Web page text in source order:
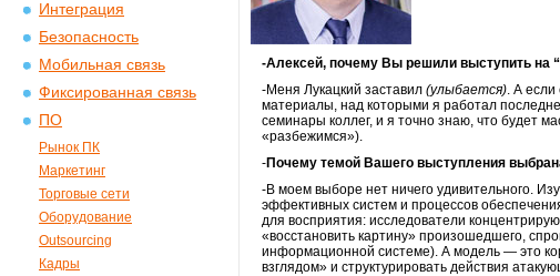
Интеграция
Безопасность
Мобильная связь
Фиксированная связь
ПО
Рынок ПК
Маркетинг
Торговые сети
Оборудование
Outsourcing
Кадры
-Алексей, почему Вы решили выступить
-Меня Лукацкий заставил (улыбается). А если
материалы, над которыми я работал
семинары коллег, и я точно знаю, что будет
«разбежимся»).
-Почему темой Вашего выступления
-В моем выборе нет ничего удивительного.
эффективных систем и процессов
для восприятия: исследователи
«восстановить картину» произошедшего,
информационной системе). А модель ― это
взглядом» и структурировать действия